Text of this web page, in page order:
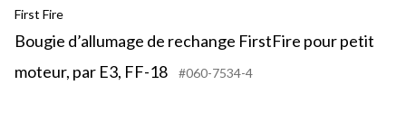
First Fire
Bougie d’allumage de rechange FirstFire pour petit
moteur, par E3, FF-18
#060-7534-4